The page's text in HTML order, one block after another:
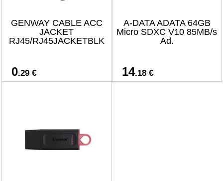
GENWAY CABLE ACC
JACKET
RJ45/RJ45JACKETBLK
0.29 €
A-DATA ADATA 64GB
Micro SDXC V10 85MB/s
Ad.
14.18 €